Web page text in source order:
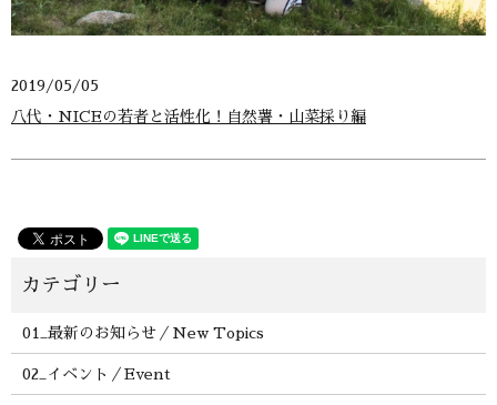
2019/05/05
八代・NICEの若者と活性化！自然薯・山菜採り編
01_最新のお知らせ／New Topics
02_イベント／Event